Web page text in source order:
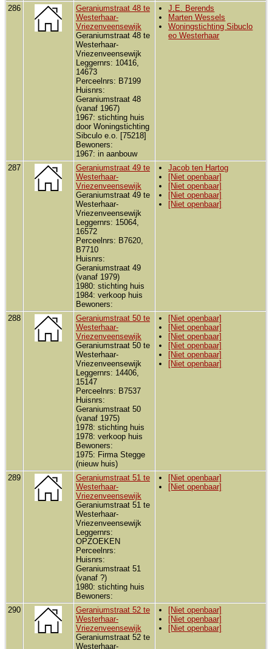
286
Geraniumstraat 48 te
Westerhaar-
Vriezenveensewijk
Geraniumstraat 48 te
Westerhaar-
Vriezenveensewijk
Leggernrs: 10416,
14673
Perceelnrs: B7199
Huisnrs:
Geraniumstraat 48
(vanaf 1967)
1967: stichting huis
door Woningstichting
Sibculo e.o. [75218]
Bewoners:
1967: in aanbouw
J.E. Berends
Marten Wessels
Woningstichting Sibuclo
eo Westerhaar
287
Geraniumstraat 49 te
Westerhaar-
Vriezenveensewijk
Geraniumstraat 49 te
Westerhaar-
Vriezenveensewijk
Leggernrs: 15064,
16572
Perceelnrs: B7620,
B7710
Huisnrs:
Geraniumstraat 49
(vanaf 1979)
1980: stichting huis
1984: verkoop huis
Bewoners:
Jacob ten Hartog
[Niet openbaar]
[Niet openbaar]
[Niet openbaar]
[Niet openbaar]
288
Geraniumstraat 50 te
Westerhaar-
Vriezenveensewijk
Geraniumstraat 50 te
Westerhaar-
Vriezenveensewijk
Leggernrs: 14406,
15147
Perceelnrs: B7537
Huisnrs:
Geraniumstraat 50
(vanaf 1975)
1978: stichting huis
1978: verkoop huis
Bewoners:
1975: Firma Stegge
(nieuw huis)
[Niet openbaar]
[Niet openbaar]
[Niet openbaar]
[Niet openbaar]
[Niet openbaar]
[Niet openbaar]
289
Geraniumstraat 51 te
Westerhaar-
Vriezenveensewijk
Geraniumstraat 51 te
Westerhaar-
Vriezenveensewijk
Leggernrs:
OPZOEKEN
Perceelnrs:
Huisnrs:
Geraniumstraat 51
(vanaf ?)
1980: stichting huis
Bewoners:
[Niet openbaar]
[Niet openbaar]
290
Geraniumstraat 52 te
Westerhaar-
Vriezenveensewijk
Geraniumstraat 52 te
Westerhaar-
[Niet openbaar]
[Niet openbaar]
[Niet openbaar]